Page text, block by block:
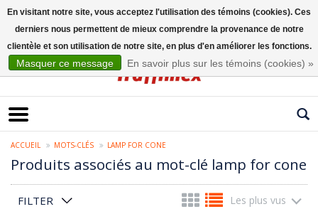
ACCUEIL MOTS-CLÉS LAMP FOR CONE
Produits associés au mot-clé lamp for cone
FILTER Les plus vus
En visitant notre site, vous acceptez l'utilisation des témoins (cookies). Ces
derniers nous permettent de mieux comprendre la provenance de notre
clientèle et son utilisation de notre site, en plus d'en améliorer les fonctions.
Masquer ce message En savoir plus sur les témoins (cookies) »